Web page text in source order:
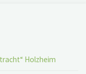
Holzheim